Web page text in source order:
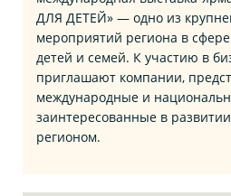
ДЛЯ ДЕТЕЙ» — одно из
мероприятий региона в сфере
детей и семей. К участию в
приглашают компании,
международные и
заинтересованные в
регионом.